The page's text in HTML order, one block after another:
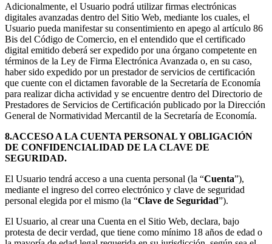
Adicionalmente, el Usuario podrá utilizar firmas electrónicas
digitales avanzadas dentro del Sitio Web, mediante los cuales, el
Usuario pueda manifestar su consentimiento en apego al artículo 86
Bis del Código de Comercio, en el entendido que el certificado
digital emitido deberá ser expedido por una órgano competente en
términos de la Ley de Firma Electrónica Avanzada o, en su caso,
haber sido expedido por un prestador de servicios de certificación
que cuente con el dictamen favorable de la Secretaría de Economía
para realizar dicha actividad y se encuentre dentro del Directorio de
Prestadores de Servicios de Certificación publicado por la Dirección
General de Normatividad Mercantil de la Secretaría de Economía.
8.ACCESO A LA CUENTA PERSONAL Y OBLIGACIÓN
DE CONFIDENCIALIDAD DE LA CLAVE DE
SEGURIDAD.
El Usuario tendrá acceso a una cuenta personal (la “Cuenta”),
mediante el ingreso del correo electrónico y clave de seguridad
personal elegida por el mismo (la “Clave de Seguridad”).
El Usuario, al crear una Cuenta en el Sitio Web, declara, bajo
protesta de decir verdad, que tiene como mínimo 18 años de edad o